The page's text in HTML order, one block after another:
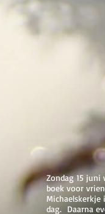
Zondag 15 juni
boek voor
Michaelskerkje
dag. Daarna